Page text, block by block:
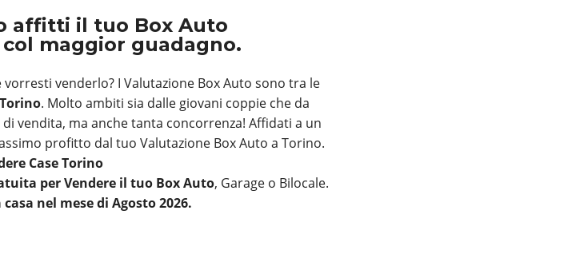
affitti il tuo Box Auto
maggior guadagno.
vorresti venderlo? I Valutazione Box Auto sono tra le
. Molto ambiti sia dalle giovani coppie che da
vendita, ma anche tanta concorrenza! Affidati a un
profitto dal tuo Valutazione Box Auto a Torino.
Case Torino
per Vendere il tuo Box Auto, Garage o Bilocale.
nel mese di Agosto 2026.